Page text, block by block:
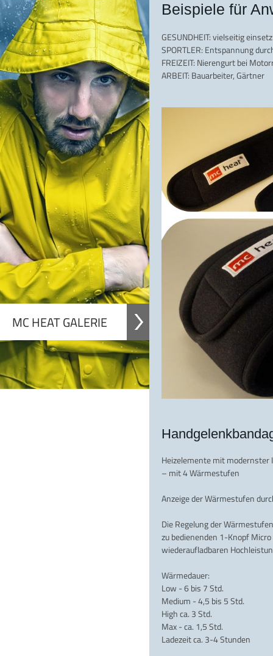
Beispiele für
GESUNDHEIT: vielseitig
SPORTLER: Entspannung
FREIZEIT: Nierengurt bei
ARBEIT: Bauarbeiter, Gärtner
Heizelemente mit modernster
– mit 4 Wärmestufen
Anzeige der Wärmestufen
Die Regelung der
zu bedienenden 1-Knopf
wiederaufladbaren
Wärmedauer:
Low - 6 bis 7 Std.
Medium - 4,5 bis 5 Std.
High ca. 3 Std.
Max - ca. 1,5 Std.
Ladezeit ca. 3-4 Stunden
MC HEAT GALERIE